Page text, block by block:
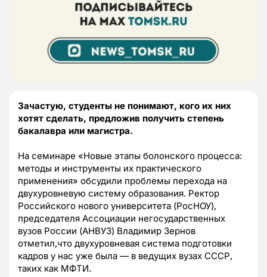
Зачастую, студенты не понимают, кого их них
хотят сделать, предложив получить степень
бакалавра или магистра.
На семинаре «Новые этапы болонского процесса:
методы и инструменты их практического
применения» обсудили проблемы перехода на
двухуровневую систему образования. Ректор
Российского нового университета (РосНОУ),
председателя Ассоциации негосударственных
вузов России (АНВУЗ) Владимир Зернов
отметил,что двухуровневая система подготовки
кадров у нас уже была — в ведущих вузах СССР,
таких как МФТИ.